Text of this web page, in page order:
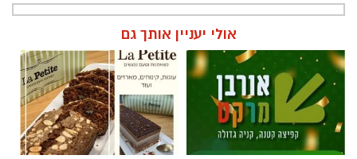
אולי יעניין אותך גם